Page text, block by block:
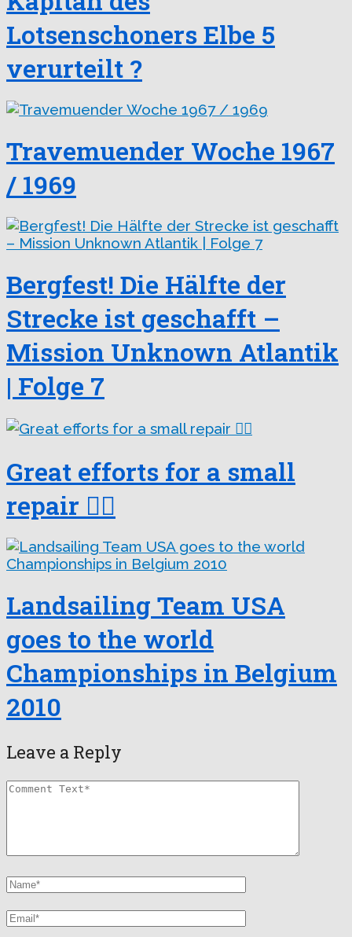
Lotsenschoners Elbe 5
verurteilt ?
Travemuender Woche 1967
/ 1969
Bergfest! Die Hälfte der
Strecke ist geschafft –
Mission Unknown Atlantik
| Folge 7
Great efforts for a small
repair 😵‍💫
Landsailing Team USA
goes to the world
Championships in Belgium
2010
Leave a Reply